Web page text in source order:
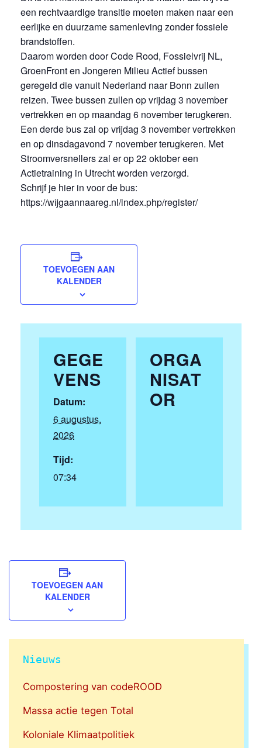
een rechtvaardige transitie moeten maken naar een
eerlijke en duurzame samenleving zonder fossiele
brandstoffen.
Daarom worden door Code Rood, Fossielvrij NL,
GroenFront en Jongeren Milieu Actief bussen
geregeld die vanuit Nederland naar Bonn zullen
reizen. Twee bussen zullen op vrijdag 3 november
vertrekken en op maandag 6 november terugkeren.
Een derde bus zal op vrijdag 3 november vertrekken
en op dinsdagavond 7 november terugkeren. Met
Stroomversnellers zal er op 22 oktober een
Actietraining in Utrecht worden verzorgd.
Schrijf je hier in voor de bus:
https://wijgaannaareg.nl/index.php/register/
TOEVOEGEN AAN
KALENDER
GEGE
VENS
Datum:
6 augustus,
2026
Tijd:
07:34
ORGA
NISAT
OR
TOEVOEGEN AAN
KALENDER
Nieuws
Compostering van codeROOD
Massa actie tegen Total
Koloniale Klimaatpolitiek